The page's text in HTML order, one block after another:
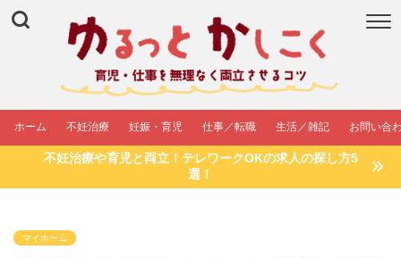
ホーム 不妊治療 妊娠・育児 仕事／転職 生活／雑記 お問い合
不妊治療や育児と両立！テレワークOKの求人の探し方5
選！
マイホーム